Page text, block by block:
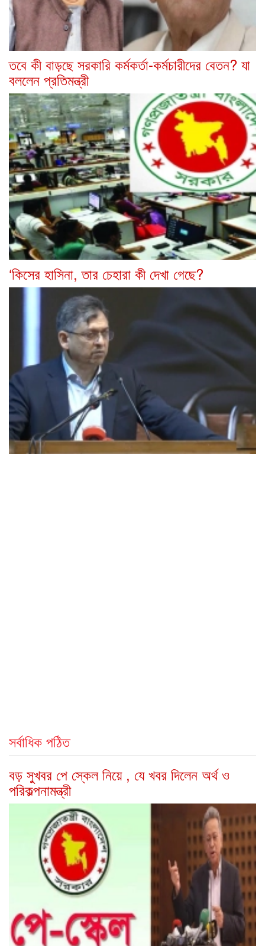
তবে কী বাড়ছে সরকারি কর্মকর্তা-কর্মচারীদের বেতন? যা
বললেন প্রতিমন্ত্রী
‘কিসের হাসিনা, তার চেহারা কী দেখা গেছে?
সর্বাধিক পঠিত
বড় সুখবর পে স্কেল নিয়ে , যে খবর দিলেন অর্থ ও
পরিকল্পনামন্ত্রী